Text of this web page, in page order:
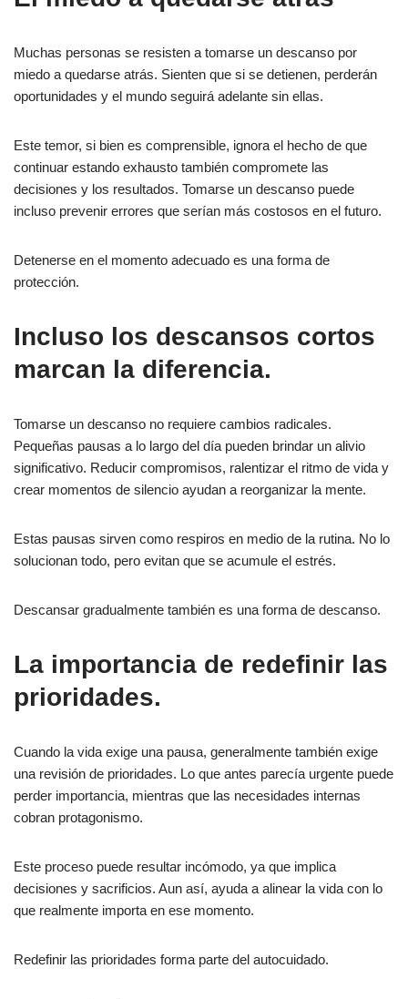
Muchas personas se resisten a tomarse un descanso por
miedo a quedarse atrás. Sienten que si se detienen, perderán
oportunidades y el mundo seguirá adelante sin ellas.
Este temor, si bien es comprensible, ignora el hecho de que
continuar estando exhausto también compromete las
decisiones y los resultados. Tomarse un descanso puede
incluso prevenir errores que serían más costosos en el futuro.
Detenerse en el momento adecuado es una forma de
protección.
Incluso los descansos cortos
marcan la diferencia.
Tomarse un descanso no requiere cambios radicales.
Pequeñas pausas a lo largo del día pueden brindar un alivio
significativo. Reducir compromisos, ralentizar el ritmo de vida y
crear momentos de silencio ayudan a reorganizar la mente.
Estas pausas sirven como respiros en medio de la rutina. No lo
solucionan todo, pero evitan que se acumule el estrés.
Descansar gradualmente también es una forma de descanso.
La importancia de redefinir las
prioridades.
Cuando la vida exige una pausa, generalmente también exige
una revisión de prioridades. Lo que antes parecía urgente puede
perder importancia, mientras que las necesidades internas
cobran protagonismo.
Este proceso puede resultar incómodo, ya que implica
decisiones y sacrificios. Aun así, ayuda a alinear la vida con lo
que realmente importa en ese momento.
Redefinir las prioridades forma parte del autocuidado.